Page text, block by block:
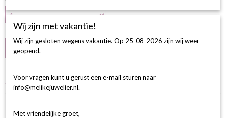
IN WINKELWAGEN
Specificaties
231036-72372
Wij zijn met vakantie!
Wij zijn gesloten wegens vakantie. Op 25-08-2026 zijn wij weer
geopend.
Voor vragen kunt u gerust een e-mail sturen naar
info@melikejuwelier.nl.
Met vriendelijke groet,